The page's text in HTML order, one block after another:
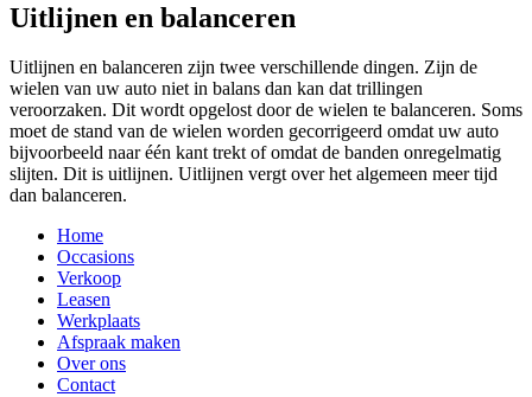
Uitlijnen en balanceren
Uitlijnen en balanceren zijn twee verschillende dingen. Zijn de
wielen van uw auto niet in balans dan kan dat trillingen
veroorzaken. Dit wordt opgelost door de wielen te balanceren. Soms
moet de stand van de wielen worden gecorrigeerd omdat uw auto
bijvoorbeeld naar één kant trekt of omdat de banden onregelmatig
slijten. Dit is uitlijnen. Uitlijnen vergt over het algemeen meer tijd
dan balanceren.
Home
Occasions
Verkoop
Leasen
Werkplaats
Afspraak maken
Over ons
Contact